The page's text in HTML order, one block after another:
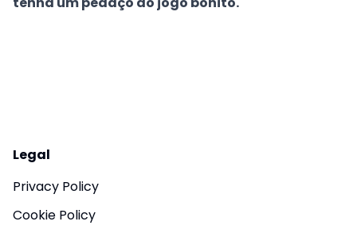
Legal
Privacy Policy
Cookie Policy